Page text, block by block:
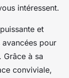
intéressent.
et
pour
Grâce à sa
conviviale,